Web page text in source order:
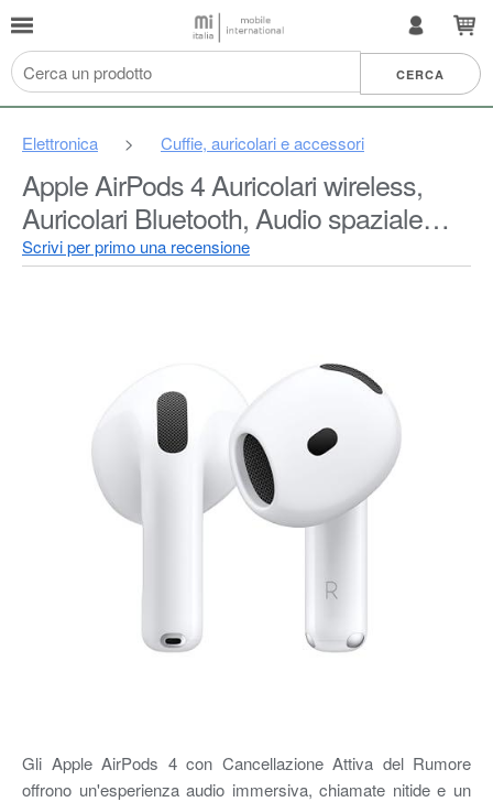
Elettronica > Cuffie, auricolari e accessori
Apple AirPods 4 Auricolari wireless,
Auricolari Bluetooth, Audio spaziale
personalizzato, Resistenza al sudore e
Scrivi per primo una recensione
Gli Apple AirPods 4 con Cancellazione Attiva del Rumore
offrono un'esperienza audio immersiva, chiamate nitide e un